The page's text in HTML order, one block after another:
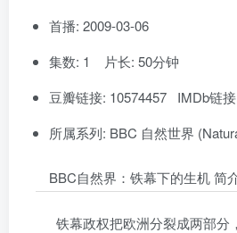
首播: 2009-03-06
集数: 1 片长: 50分钟
豆瓣链接: 10574457 IMDb链
所属系列: BBC 自然世界
BBC自然界：铁幕下的生机 简
铁幕政权把欧洲分裂成两部分